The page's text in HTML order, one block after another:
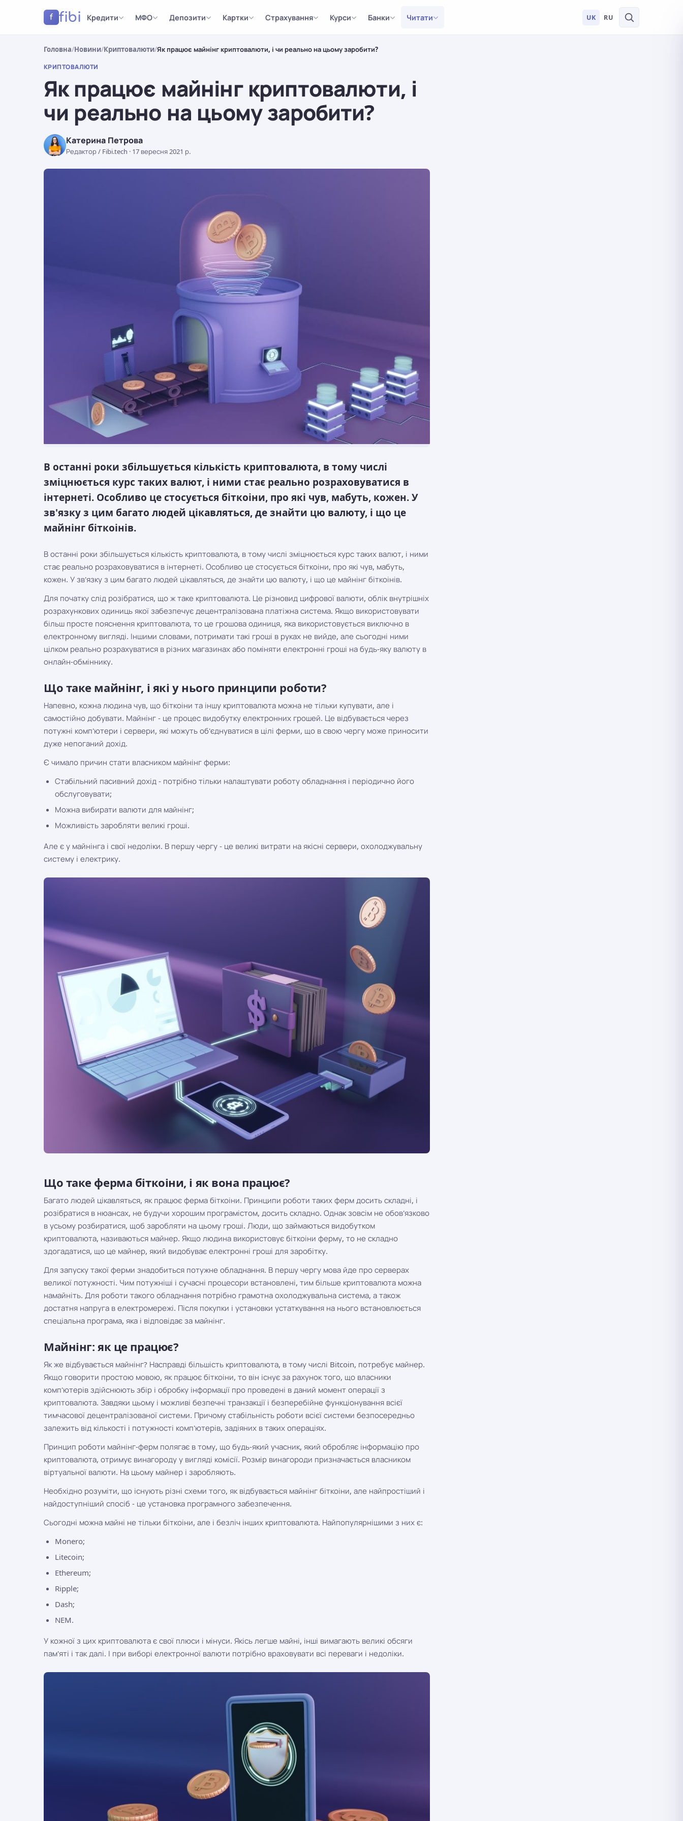
f fibi Кредити МФО Депозити Картки Страхування Курси Банки Читати UK RU
Головна/Новини/Криптовалюти/Як працює майнінг криптовалюти, і чи реально на цьому заробити?
КРИПТОВАЛЮТИ
Як працює майнінг криптовалюти, і
чи реально на цьому заробити?
Катерина Петрова
Редактор / Fibi.tech · 17 вересня 2021 р.
КРИПТОВАЛЮТИ
В останні роки збільшується кількість криптовалюта, в тому числі
зміцнюється курс таких валют, і ними стає реально розраховуватися в
інтернеті. Особливо це стосується біткоіни, про які чув, мабуть, кожен. У
зв'язку з цим багато людей цікавляться, де знайти цю валюту, і що це
майнінг біткоінів.
В останні роки збільшується кількість криптовалюта, в тому числі зміцнюється курс таких валют, і ними
стає реально розраховуватися в інтернеті. Особливо це стосується біткоіни, про які чув, мабуть,
кожен. У зв'язку з цим багато людей цікавляться, де знайти цю валюту, і що це майнінг біткоінів.
Для початку слід розібратися, що ж таке криптовалюта. Це різновид цифрової валюти, облік внутрішніх
розрахункових одиниць якої забезпечує децентралізована платіжна система. Якщо використовувати
більш просте пояснення криптовалюта, то це грошова одиниця, яка використовується виключно в
електронному вигляді. Іншими словами, потримати такі гроші в руках не вийде, але сьогодні ними
цілком реально розрахуватися в різних магазинах або поміняти електронні гроші на будь-яку валюту в
онлайн-обміннику.
Що таке майнінг, і які у нього принципи роботи?
Напевно, кожна людина чув, що біткоіни та іншу криптовалюта можна не тільки купувати, але і
самостійно добувати. Майнінг - це процес видобутку електронних грошей. Це відбувається через
потужні комп'ютери і сервери, які можуть об'єднуватися в цілі ферми, що в свою чергу може приносити
дуже непоганий дохід.
Є чимало причин стати власником майнінг ферми:
Стабільний пасивний дохід - потрібно тільки налаштувати роботу обладнання і періодично його
обслуговувати;
Можна вибирати валюти для майнінг;
Можливість заробляти великі гроші.
Але є у майнінга і свої недоліки. В першу чергу - це великі витрати на якісні сервери, охолоджувальну
систему і електрику.
Що таке ферма біткоіни, і як вона працює?
Багато людей цікавляться, як працює ферма біткоіни. Принципи роботи таких ферм досить складні, і
розібратися в нюансах, не будучи хорошим програмістом, досить складно. Однак зовсім не обов'язково
в усьому розбиратися, щоб заробляти на цьому гроші. Люди, що займаються видобутком
криптовалюта, називаються майнер. Якщо людина використовує біткоіни ферму, то не складно
здогадатися, що це майнер, який видобуває електронні гроші для заробітку.
Для запуску такої ферми знадобиться потужне обладнання. В першу чергу мова йде про серверах
великої потужності. Чим потужніші і сучасні процесори встановлені, тим більше криптовалюта можна
намайніть. Для роботи такого обладнання потрібно грамотна охолоджувальна система, а також
достатня напруга в електромережі. Після покупки і установки устаткування на нього встановлюється
спеціальна програма, яка і відповідає за майнінг.
Майнінг: як це працює?
Як же відбувається майнінг? Насправді більшість криптовалюта, в тому числі Bitcoin, потребує майнер.
Якщо говорити простою мовою, як працює біткоіни, то він існує за рахунок того, що власники
комп'ютерів здійснюють збір і обробку інформації про проведені в даний момент операції з
криптовалюта. Завдяки цьому і можливі безпечні транзакції і безперебійне функціонування всієї
тимчасової децентралізованої системи. Причому стабільність роботи всієї системи безпосередньо
залежить від кількості і потужності комп'ютерів, задіяних в таких операціях.
Принцип роботи майнінг-ферм полягає в тому, що будь-який учасник, який обробляє інформацію про
криптовалюта, отримує винагороду у вигляді комісії. Розмір винагороди призначається власником
віртуальної валюти. На цьому майнер і заробляють.
Необхідно розуміти, що існують різні схеми того, як відбувається майнінг біткоіни, але найпростіший і
найдоступніший спосіб - це установка програмного забезпечення.
Сьогодні можна майні не тільки біткоіни, але і безліч інших криптовалюта. Найпопулярнішими з них є:
Monero;
Litecoin;
Ethereum;
Ripple;
Dash;
NEM.
У кожної з цих криптовалюта є свої плюси і мінуси. Якісь легше майні, інші вимагають великі обсяги
пам'яті і так далі. І при виборі електронної валюти потрібно враховувати всі переваги і недоліки.